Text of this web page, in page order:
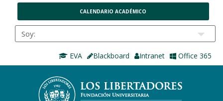
CALENDARIO ACADÉMICO
EVA Blackboard Intranet Office 365